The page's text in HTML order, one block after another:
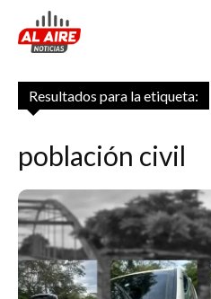
Resultados para la etiqueta:
población civil